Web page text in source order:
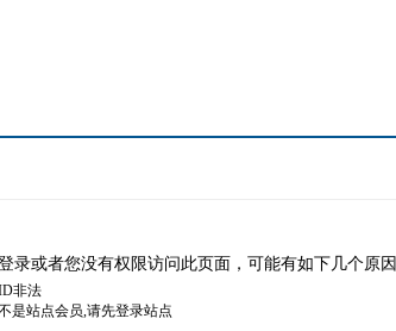
录或者您没有权限访问此页面，可能有如下几个原因
非法
是站点会员,请先登录站点